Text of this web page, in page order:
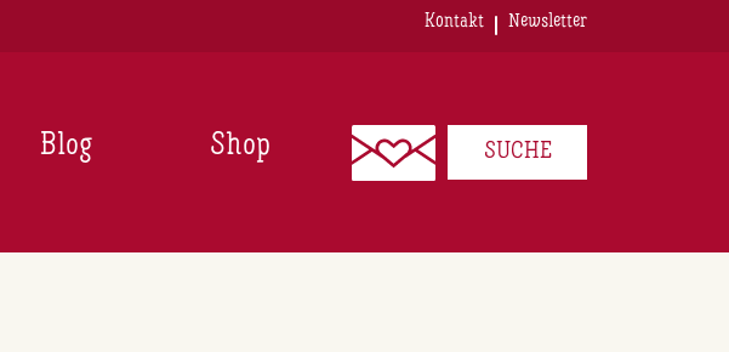
Kontakt Newsletter
Blog Shop SUCHE